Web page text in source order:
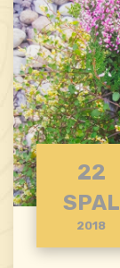
Sėklos
Vazonai,
Sodo
Laistymo
Gerbūvio
Lapų
Trimeriai,
priedai
Valai, peiliai
Vejapjovės
Buitinė
Oro
Rūdžių
Birios
Plytelės ir
Gręžimo
Kabių
priemonės
Plaktukai
22
SPAL
2018